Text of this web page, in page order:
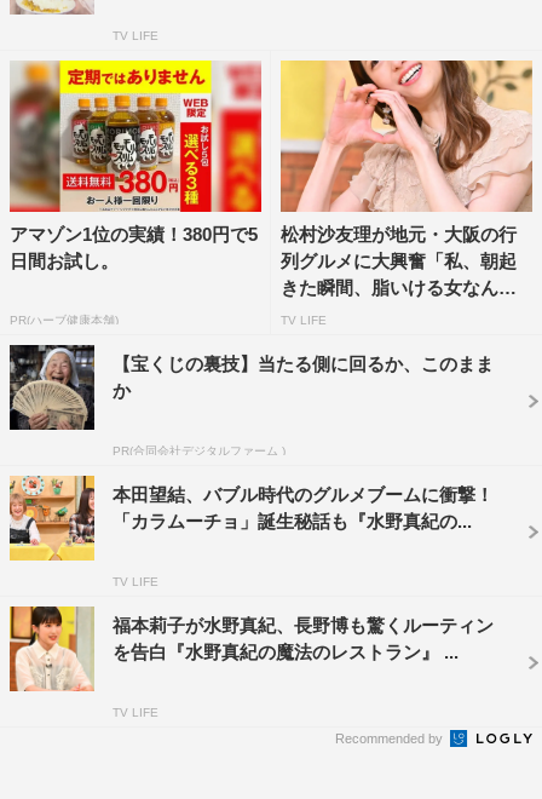
番組情報
『水野真紀の魔法のレストラン』
MBS ※関西ローカル
2023年7月26日（水）午後7時～8時
番組HP：https://www.mbs.jp/mahou/
©MBS
矢野燿大
TV LIFE
アマゾン1位の実績！380円で5
日間お試し。
PR(ハーブ健康本舗)
松村沙友理が地元・大阪の行
列グルメに大興奮「私、朝起
きた瞬間、脂いける女なんで
す...
TV LIFE
【宝くじの裏技】当たる側に回るか、このまま
か
PR(合同会社デジタルファーム )
本田望結、バブル時代のグルメブームに衝撃！
「カラムーチョ」誕生秘話も『水野真紀の...
TV LIFE
福本莉子が水野真紀、長野博も驚くルーティン
を告白『水野真紀の魔法のレストラン』 ...
TV LIFE
Recommended by